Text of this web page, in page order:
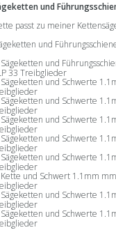
und
passt zu meiner
und
und
33 Treibglieder
und Schwerte
und Schwerte
und Schwerte
und Schwerte
und Schwerte
und Schwert 1.1mm mm
und Schwerte
und Schwerte